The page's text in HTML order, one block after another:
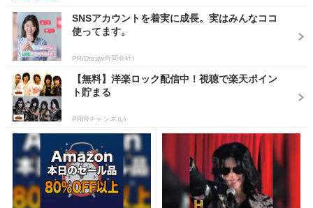
SNSアカウントを着実に成長。実はみんなココ
使ってます。
PR(Dreaw合同会社)
【無料】洋楽ロック配信中！視聴で楽天ポイン
ト貯まる
PR(Rチャンネル)